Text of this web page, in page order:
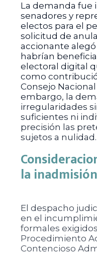
La demanda fue
senadores y
electos para el
solicitud de
accionante
habrían
electoral digital
como
Consejo Nacional
embargo, la
irregularidades
suficientes ni
precisión las
sujetos a nulidad.
la inadmisión
El despacho
en el
formales
Procedimiento
Contencioso